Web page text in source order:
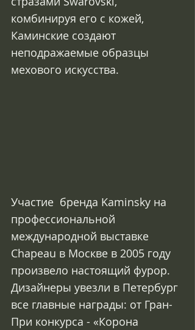
комбинируя его с кожей,
Каминские создают
неподражаемые образцы
мехового искусства.
Участие  бренда Kaminsky на
профессиональной
международной выставке
Chapeau в Москве в 2005 году
произвело настоящий фурор.
Дизайнеры увезли в Петербург
все главные награды: от Гран-
При конкурса - «Корона